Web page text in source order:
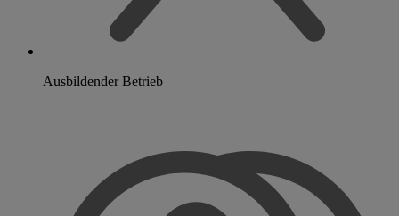
Ausbildender Betrieb